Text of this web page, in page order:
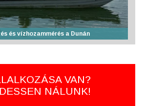
és vízhozammérés a Dunán
VAN?
NÁLUNK!